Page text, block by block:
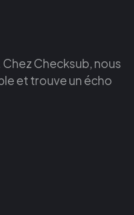
Checksub, nous
et trouve un écho